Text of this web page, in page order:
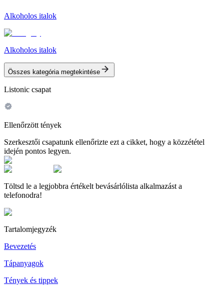
Alkoholos italok
Alkoholos italok
Összes kategória megtekintése
Listonic csapat
Ellenőrzött tények
Szerkesztői csapatunk ellenőrizte ezt a cikket, hogy a közzététel
idején pontos legyen.
Töltsd le a legjobbra értékelt bevásárlólista alkalmazást a
telefonodra!
Tartalomjegyzék
Bevezetés
Tápanyagok
Tények és tippek